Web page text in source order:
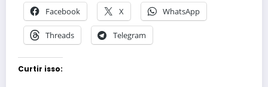
Facebook X WhatsApp
Threads Telegram
Curtir isso: